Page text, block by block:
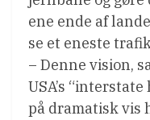
ene ende af
se et eneste
– Denne vision,
USA’s
på dramatisk vis